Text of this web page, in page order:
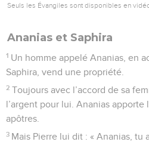
Seuls les Évangiles sont disponibles en
Ananias et Saphira
1 Un homme appelé Ananias, en
Saphira, vend une propriété.
2 Toujours avec l’accord de sa
l’argent pour lui. Ananias
apôtres.
3 Mais Pierre lui dit : « Ananias, tu